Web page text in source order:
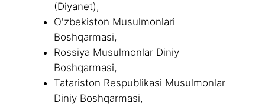
(Diyanet),
O'zbekiston Musulmonlari
Boshqarmasi,
Rossiya Musulmonlar Diniy
Boshqarmasi,
Tatariston Respublikasi Musulmonlar
Diniy Boshqarmasi,